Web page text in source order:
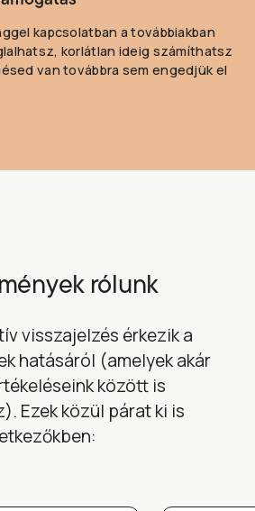
kapcsolatban a továbbiakban
korlátlan ideig számíthatsz
van továbbra sem engedjük el
rólunk
visszajelzés érkezik a
hatásáról (amelyek akár
között is
Ezek közül párat ki is